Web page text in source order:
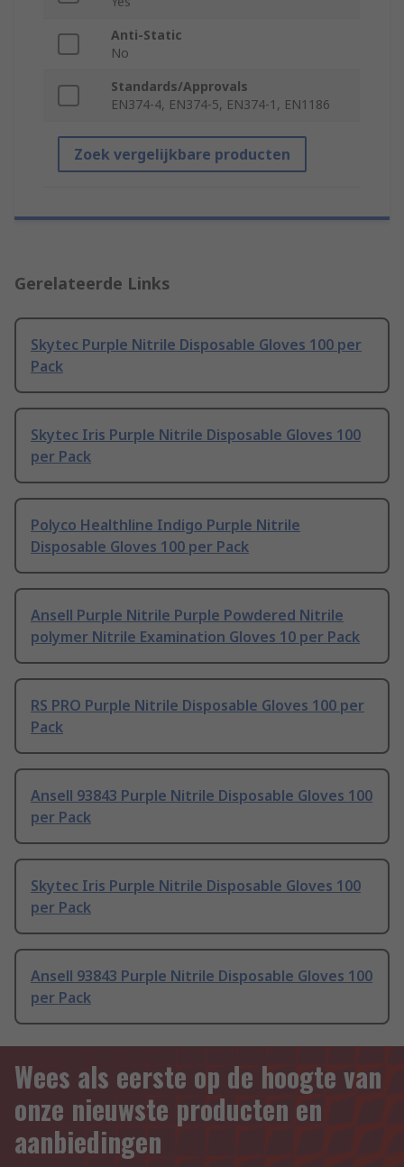
Anti-Static
No
Standards/Approvals
EN374-4, EN374-5, EN374-1, EN1186
Zoek vergelijkbare producten
Gerelateerde Links
Skytec Purple Nitrile Disposable Gloves 100 per
Pack
Skytec Iris Purple Nitrile Disposable Gloves 100
per Pack
Polyco Healthline Indigo Purple Nitrile
Disposable Gloves 100 per Pack
Ansell Purple Nitrile Purple Powdered Nitrile
polymer Nitrile Examination Gloves 10 per Pack
RS PRO Purple Nitrile Disposable Gloves 100 per
Pack
Ansell 93843 Purple Nitrile Disposable Gloves 100
per Pack
Skytec Iris Purple Nitrile Disposable Gloves 100
per Pack
Ansell 93843 Purple Nitrile Disposable Gloves 100
per Pack
Wees als eerste op de hoogte van
onze nieuwste producten en
aanbiedingen